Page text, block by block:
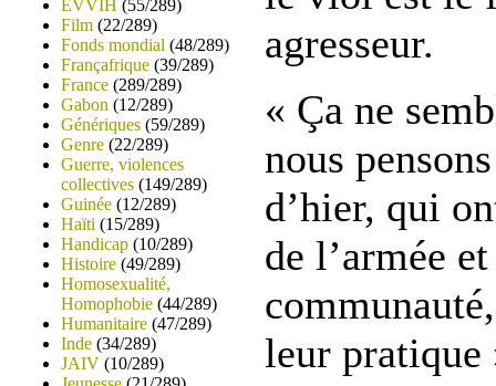
EVVIH (55/289)
Film (22/289)
Fonds mondial (48/289)
Françafrique (39/289)
France (289/289)
Gabon (12/289)
Génériques (59/289)
Genre (22/289)
Guerre, violences
collectives (149/289)
Guinée (12/289)
Haïti (15/289)
Handicap (10/289)
Histoire (49/289)
Homosexualité,
Homophobie (44/289)
Humanitaire (47/289)
Inde (34/289)
JAIV (10/289)
agresseur.
« Ça ne
nous
d’hier, qui
de l’armée
leur